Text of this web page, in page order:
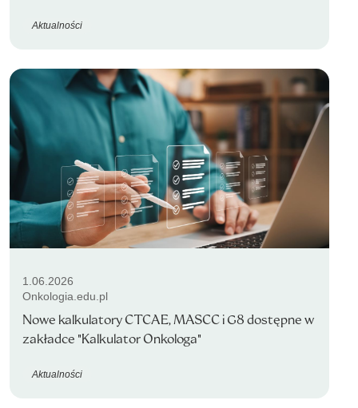
Aktualności
1.06.2026
Onkologia.edu.pl
Nowe kalkulatory CTCAE, MASCC i G8 dostępne w
zakładce "Kalkulator Onkologa"
Aktualności